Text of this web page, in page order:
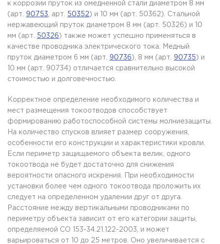
к коррозии пруток из омедненной стали диаметром 8 мм
(арт. 90753 , арт. 50352 ) и 10 мм (арт. 50362). Стальной
нержавеющий пруток диаметром 8 мм (арт. 50326) и 10
мм (арт. 50326 ) также может успешно применяться в
качестве проводника электрического тока. Медный
пруток диаметром 6 мм (арт. 90736 ), 8 мм (арт. 90735 ) и
10 мм (арт. 90734) отличается сравнительно высокой
стоимостью и долговечностью.
Корректное определение необходимого количества и
мест размещения токоотводов способствует
формированию работоспособной системы молниезащиты.
На количество спусков влияет размер сооружения,
особенности его конструкции и характеристики кровли.
Если периметр защищаемого объекта велик, одного
токоотвода не будет достаточно для снижения
вероятности опасного искрения. При необходимости
установки более чем одного токоотвода проложить их
следует на определенном удалении друг от друга.
Расстояние между вертикальными проводниками по
периметру объекта зависит от его категории защиты,
определяемой СО 153-34.21.122-2003, и может
варьироваться от 10 до 25 метров. Оно увеличивается с